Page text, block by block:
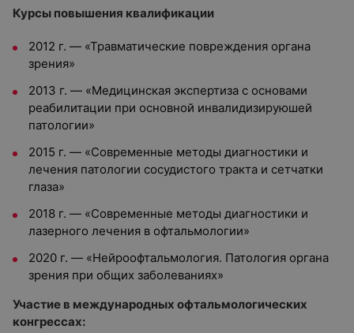
Курсы повышения квалификации
2012 г. — «Травматические повреждения органа
зрения»
2013 г. — «Медицинская экспертиза с основами
реабилитации при основной инвалидизируюшей
патологии»
2015 г. — «Современные методы диагностики и
лечения патологии сосудистого тракта и сетчатки
глаза»
2018 г. — «Современные методы диагностики и
лазерного лечения в офтальмологии»
2020 г. — «Нейроофтальмология. Патология органа
зрения при общих заболеваниях»
Участие в международных офтальмологических
конгрессах: